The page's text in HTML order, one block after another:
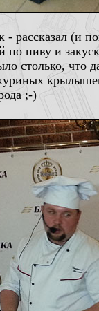
(и
по пиву и
столько, что
;-)